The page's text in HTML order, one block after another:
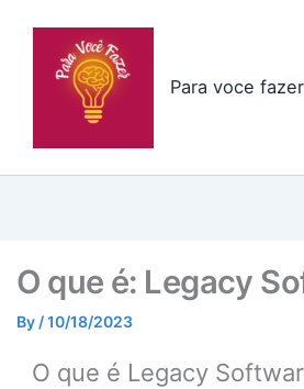
Para voce fazer
O que é: Legacy
By /10/18/2023
O que é Legacy